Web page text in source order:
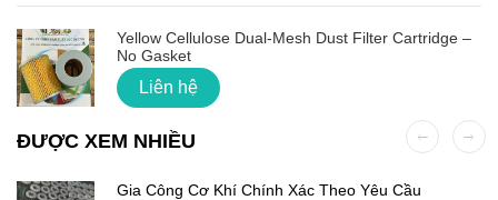
Yellow Cellulose Dual-Mesh Dust Filter Cartridge –
No Gasket
Liên hệ
ĐƯỢC XEM NHIỀU
Gia Công Cơ Khí Chính Xác Theo Yêu Cầu